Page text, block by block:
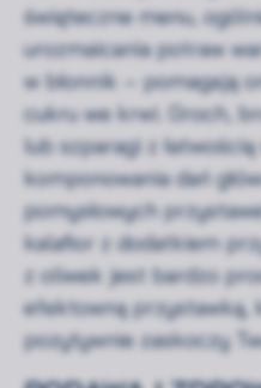
świąteczne menu,
urozmaicania potraw
w błonnik – pomagają
cukru we krwi. Groch,
lub szparagi z
komponowania dań
pomysłowych
kalafior z dodatkiem
z oliwek jest bardzo
efektowną przystawką,
pozytywnie zaskoczy